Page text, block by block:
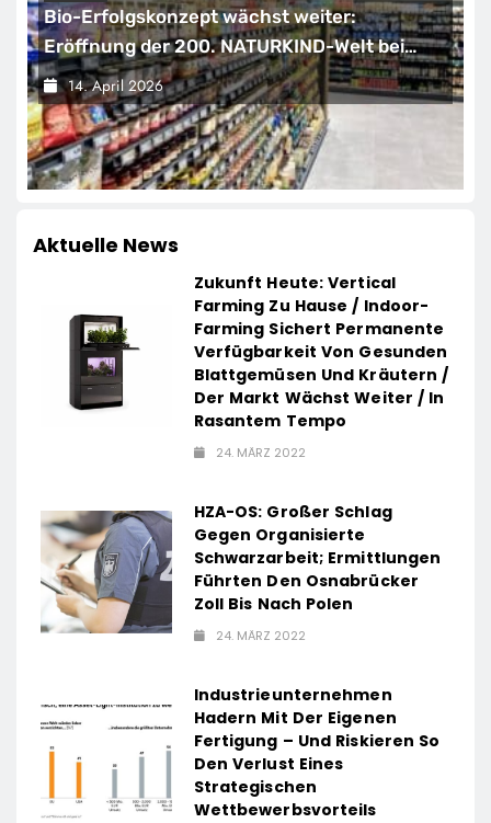
Bio-Erfolgskonzept wächst weiter:
Eröffnung der 200. NATURKIND-Welt bei
EDEKA
14. April 2026
Aktuelle News
Zukunft Heute: Vertical
Farming Zu Hause / Indoor-
Farming Sichert Permanente
Verfügbarkeit Von Gesunden
Blattgemüsen Und Kräutern /
Der Markt Wächst Weiter / In
Rasantem Tempo
24. MÄRZ 2022
HZA-OS: Großer Schlag
Gegen Organisierte
Schwarzarbeit; Ermittlungen
Führten Den Osnabrücker
Zoll Bis Nach Polen
24. MÄRZ 2022
Industrieunternehmen
Hadern Mit Der Eigenen
Fertigung – Und Riskieren So
Den Verlust Eines
Strategischen
Wettbewerbsvorteils